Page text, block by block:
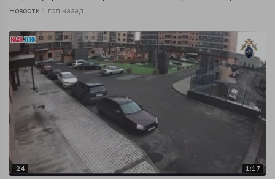
Новости 1 год назад
24 1:17